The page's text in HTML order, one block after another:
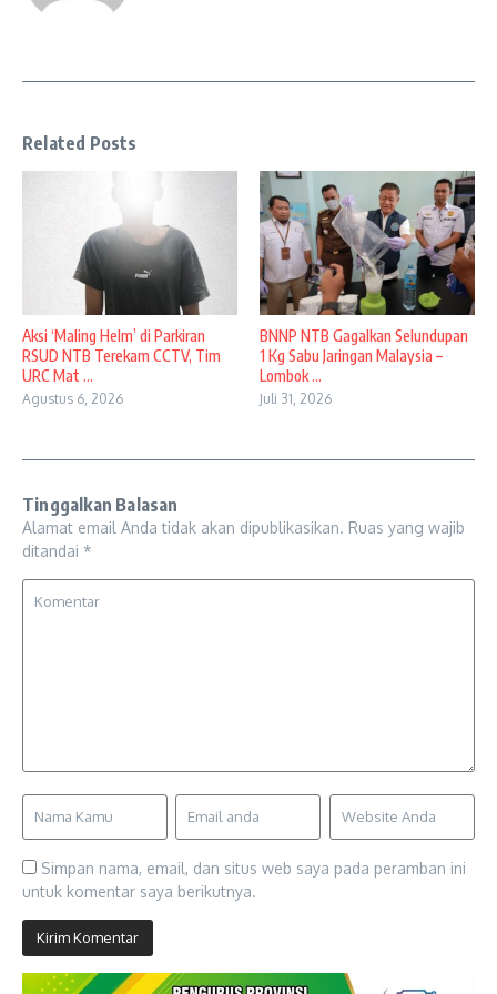
Related Posts
Aksi ‘Maling Helm’ di Parkiran
RSUD NTB Terekam CCTV, Tim
URC Mat ...
Agustus 6, 2026
BNNP NTB Gagalkan Selundupan
1 Kg Sabu Jaringan Malaysia –
Lombok ...
Juli 31, 2026
Tinggalkan Balasan
Alamat email Anda tidak akan dipublikasikan. Ruas yang wajib
ditandai *
Simpan nama, email, dan situs web saya pada peramban ini
untuk komentar saya berikutnya.